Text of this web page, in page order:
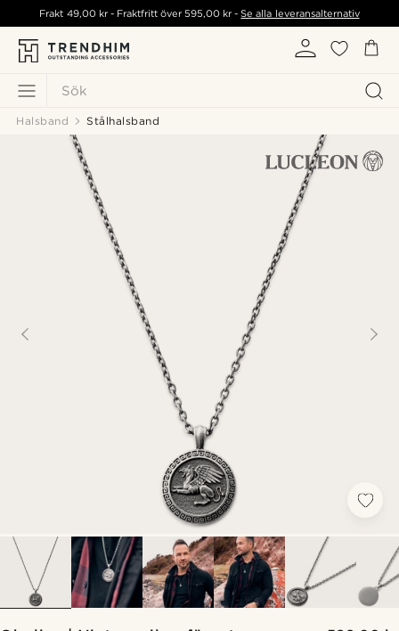
Sök
Frakt 49,00 kr- Fraktfritt över595,00 kr -Se alla leveransalternativ
Halsband Stålhalsband